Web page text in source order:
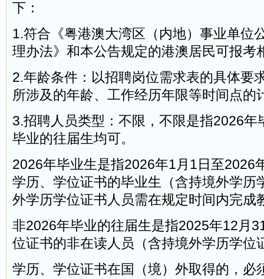
下：
1.符合《粤港澳大湾区（内地）事业单位
理办法》和本公告规定的港澳居民可报考
2.年龄条件：以招聘岗位需求表的具体要
所涉及的年龄、工作经历年限等时间点的
3.招聘人员类型：不限，不限是指2026年
毕业的往届生均可。
2026年毕业生是指2026年1月1日至2026
学历、学位证书的毕业生（含持境外学历
外学历学位证书人员需在规定时间内完成
非2026年毕业的往届生是指2025年12月
位证书的非在读人员（含持境外学历学位
学历、学位证书在国（境）外取得的，必